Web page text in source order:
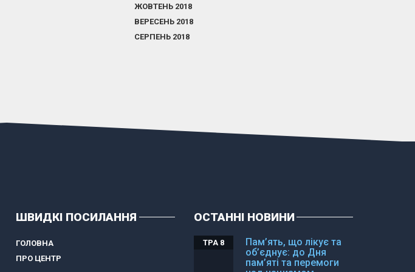
ЖОВТЕНЬ 2018
ВЕРЕСЕНЬ 2018
СЕРПЕНЬ 2018
ШВИДКІ ПОСИЛАННЯ
ГОЛОВНА
ПРО ЦЕНТР
ОСТАННІ НОВИНИ
Пам’ять, що лікує та
об’єднує: до Дня
пам’яті та перемоги
ТРА 8